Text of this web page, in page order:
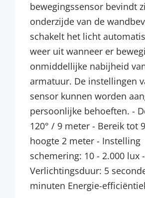
bewegingssensor bevindt
onderzijde van de
schakelt het licht
weer uit wanneer er
onmiddellijke nabijheid
armatuur. De instellingen
sensor kunnen worden
persoonlijke behoeften. -
120° / 9 meter - Bereik tot
hoogte 2 meter - Instelling
schemering: 10 - 2.000 lux -
Verlichtingsduur: 5
minuten Energie-